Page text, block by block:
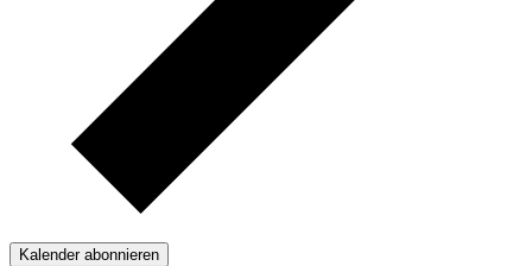
Kalender abonnieren